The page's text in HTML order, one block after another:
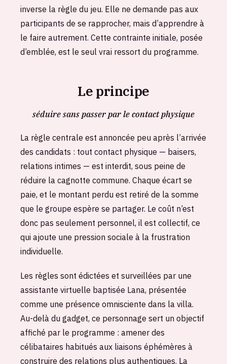
inverse la règle du jeu. Elle ne demande pas aux
participants de se rapprocher, mais d’apprendre à
le faire autrement. Cette contrainte initiale, posée
d’emblée, est le seul vrai ressort du programme.
Le principe
séduire sans passer par le contact physique
La règle centrale est annoncée peu après l’arrivée
des candidats : tout contact physique — baisers,
relations intimes — est interdit, sous peine de
réduire la cagnotte commune. Chaque écart se
paie, et le montant perdu est retiré de la somme
que le groupe espère se partager. Le coût n’est
donc pas seulement personnel, il est collectif, ce
qui ajoute une pression sociale à la frustration
individuelle.
Les règles sont édictées et surveillées par une
assistante virtuelle baptisée Lana, présentée
comme une présence omnisciente dans la villa.
Au-delà du gadget, ce personnage sert un objectif
affiché par le programme : amener des
célibataires habitués aux liaisons éphémères à
construire des relations plus authentiques. La